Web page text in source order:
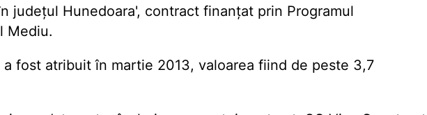
județul Hunedoara', contract finanțat prin Programul
Mediu.
fost atribuit în martie 2013, valoarea fiind de peste 3,7